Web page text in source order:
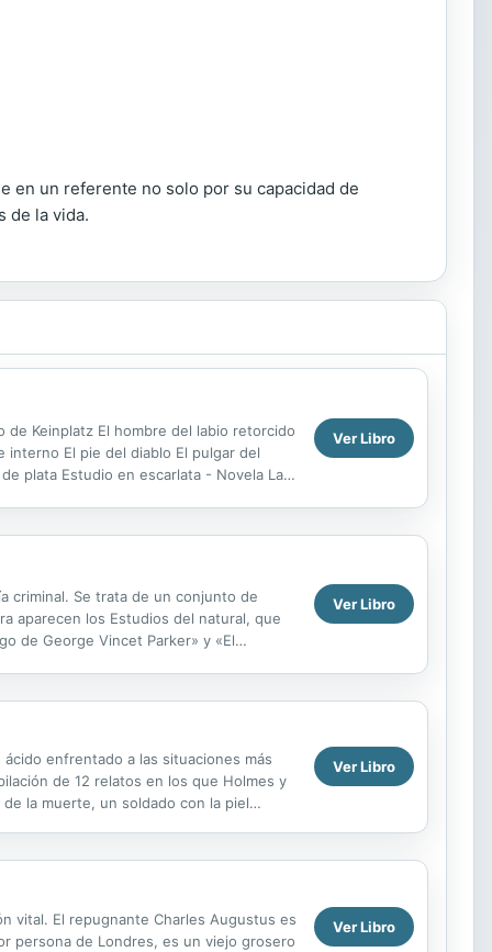
en un referente no solo por su capacidad de
de la vida.
de Keinplatz El hombre del labio retorcido
interno El pie del diablo El pulgar del
plata Estudio en escarlata - Novela La
Ver Libro
criminal. Se trata de un conjunto de
aparecen los Estudios del natural, que
de George Vincet Parker» y «El
Ver Libro
enfrentado a las situaciones más
de 12 relatos en los que Holmes y
la muerte, un soldado con la piel
Ver Libro
vital. El repugnante Charles Augustus es
persona de Londres, es un viejo grosero
Ver Libro